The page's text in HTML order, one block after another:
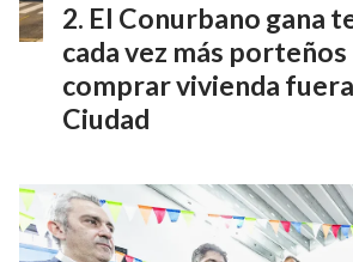
El Conurbano gana
cada vez más porteños
comprar vivienda
Ciudad